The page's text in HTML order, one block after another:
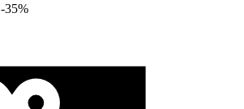
-35%